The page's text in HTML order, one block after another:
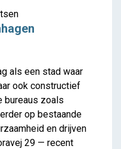
als een stad waar
ook constructief
bureaus zoals
op bestaande
en drijven
29 — recent